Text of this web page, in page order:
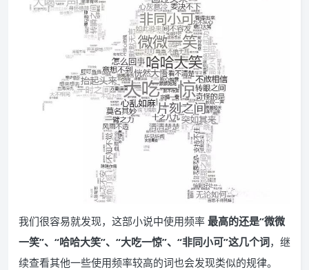
我们很容易就发现，这部小说中使用频率 最高的还是“微微
一笑”、“哈哈大笑”、“大吃一惊”、“非同小可”这几个词，继
续查看其他一些使用频率较高的词也会发现类似的规律。